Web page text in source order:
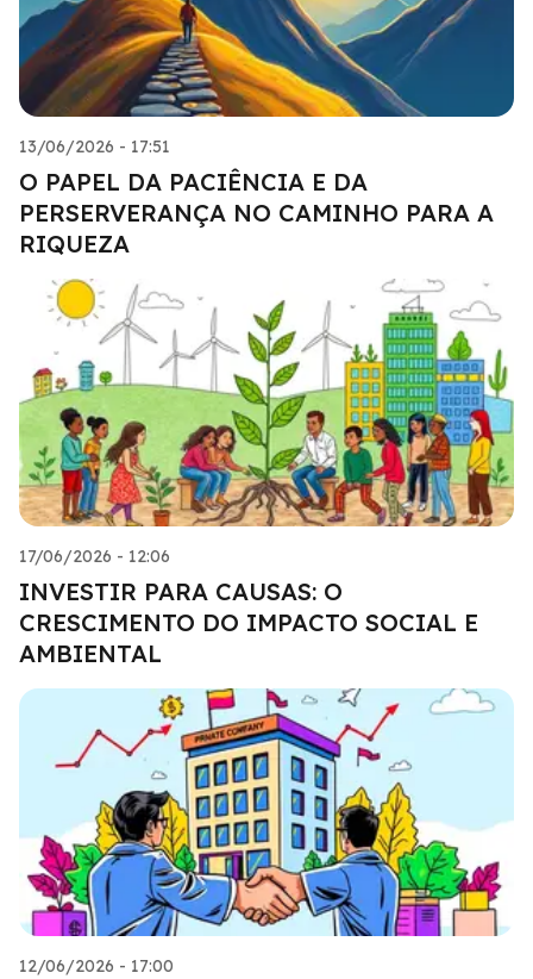
13/06/2026 - 17:51
O PAPEL DA PACIÊNCIA E DA
PERSERVERANÇA NO CAMINHO PARA A
RIQUEZA
17/06/2026 - 12:06
INVESTIR PARA CAUSAS: O
CRESCIMENTO DO IMPACTO SOCIAL E
AMBIENTAL
12/06/2026 - 17:00